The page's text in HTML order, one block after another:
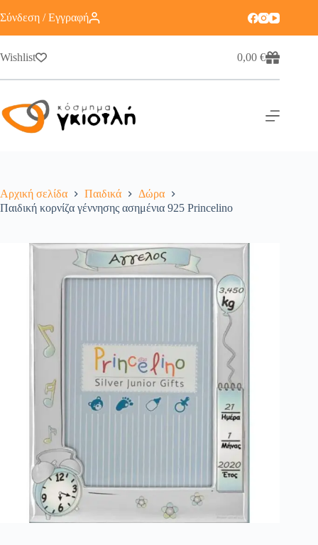
Σύνδεση / Εγγραφή
Wishlist 0,00€
Αρχική σελίδα Παιδικά
Δώρα
Παιδική κορνίζα γέννησης ασημένια 925 Princelino